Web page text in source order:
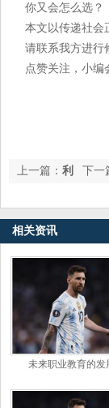
你又会怎么选？
本文以传递社会
请联系我方进行
点赞关注，小编
下一
上一篇： 利
相关资讯
未来职业教育的发